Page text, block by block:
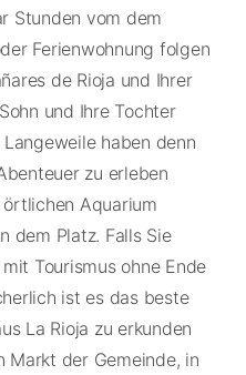
Stunden vom dem
Ferienwohnung folgen
de Rioja und Ihrer
und Ihre Tochter
haben denn
zu erleben
Aquarium
dem Platz. Falls Sie
Tourismus ohne Ende
ist es das beste
La Rioja zu erkunden
Markt der Gemeinde, in